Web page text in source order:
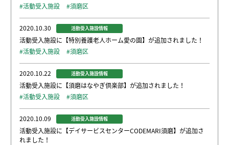
#活動受入施設
#須磨区
2020.10.30 活動受入施設情報
活動受入施設に【特別養護老人ホーム愛の園】が追加されました！
#活動受入施設
#須磨区
2020.10.22 活動受入施設情報
活動受入施設に【須磨はなやぎ倶楽部】が追加されました！
#活動受入施設
#須磨区
2020.10.09 活動受入施設情報
活動受入施設に【デイサービスセンターCODEMARI須磨】が追加さ
れました！